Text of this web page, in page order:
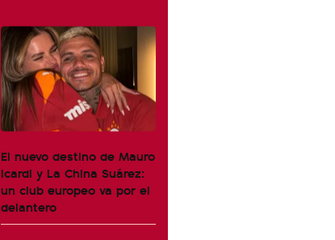
El nuevo destino de Mauro
Icardi y La China Suárez:
un club europeo va por el
delantero